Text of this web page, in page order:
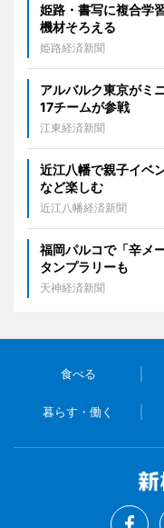
姫路・書写に複合学
機材そろえる
姫路経済新聞
アルバルク東京がミ
17チームが参戦
江東経済新聞
近江八幡で親子イ
など楽しむ
近江八幡経済新聞
福岡パルコで「辛メ
タンプラリーも
天神経済新聞
食べる
暮らす・働く